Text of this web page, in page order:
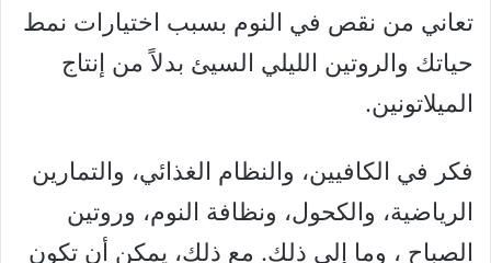
تعاني من نقص في النوم بسبب اختيارات نمط
حياتك والروتين الليلي السيئ بدلاً من إنتاج
الميلاتونين.
فكر في الكافيين، والنظام الغذائي، والتمارين
الرياضية، والكحول، ونظافة النوم، وروتين
الصباح ، وما إلى ذلك. مع ذلك، يمكن أن تكون